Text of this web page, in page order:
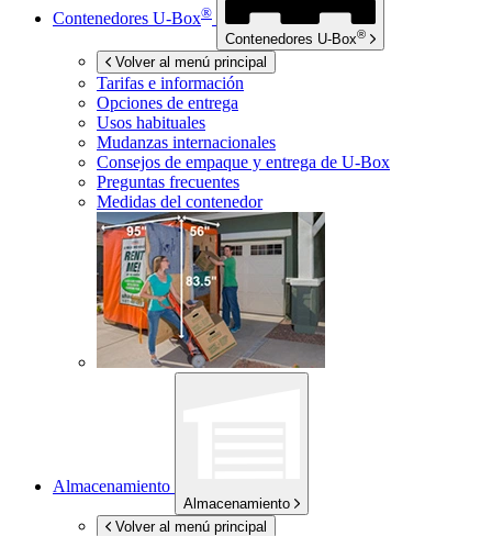
Contenedores U-Box®
Contenedores U-Box®
Volver al menú principal
Tarifas e información
Opciones de entrega
Usos habituales
Mudanzas internacionales
Consejos de empaque y entrega de U-Box
Preguntas frecuentes
Medidas del contenedor
Almacenamiento
Almacenamiento
Volver al menú principal